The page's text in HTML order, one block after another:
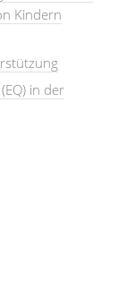
Kindern
in der